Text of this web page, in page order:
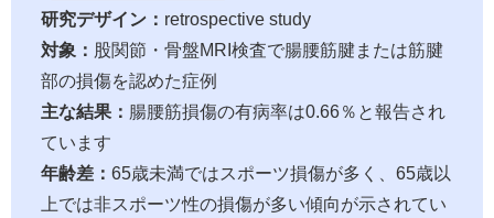
研究デザイン： retrospective study
対象： 股関節・骨盤MRI検査で腸腰筋腱または筋腱
部の損傷を認めた症例
主な結果： 腸腰筋損傷の有病率は0.66％と報告され
ています
年齢差： 65歳未満ではスポーツ損傷が多く、65歳以
上では非スポーツ性の損傷が多い傾向が示されてい